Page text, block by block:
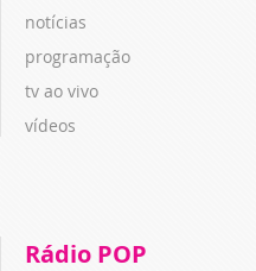
notícias
programação
tv ao vivo
vídeos
Rádio POP